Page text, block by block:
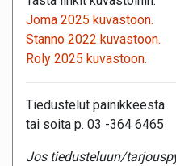
Joma 2025 kuvastoon.
Stanno 2022 kuvastoon.
Roly 2025 kuvastoon.
Tiedustelut painikkeesta
tai soita p. 03 -364 6465
Jos tiedusteluun/